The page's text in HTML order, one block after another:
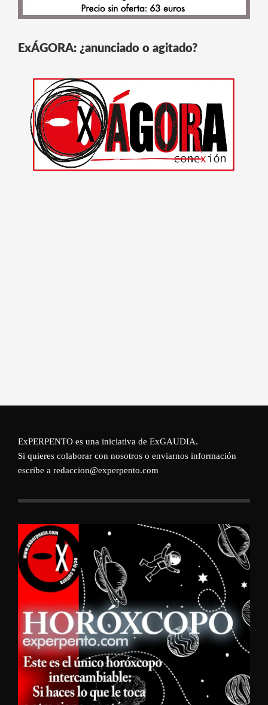
ExÁGORA: ¿anunciado o agitado?
ExPERPENTO es una iniciativa de ExGAUDIA.
Si quieres colaborar con nosotros o enviarnos información
escribe a redaccion@experpento.com